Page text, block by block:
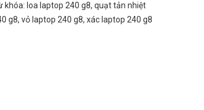
khóa: loa laptop 240 g8, quạt tản nhiệt
g8, vỏ laptop 240 g8, xác laptop 240 g8